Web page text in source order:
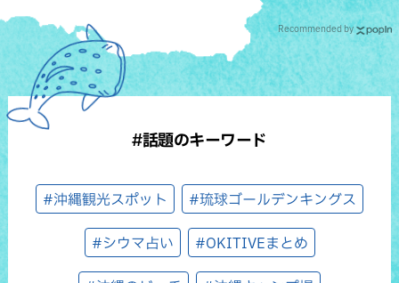
Recommended by
#話題のキーワード
#沖縄観光スポット #琉球ゴールデンキングス
#シウマ占い #OKITIVEまとめ